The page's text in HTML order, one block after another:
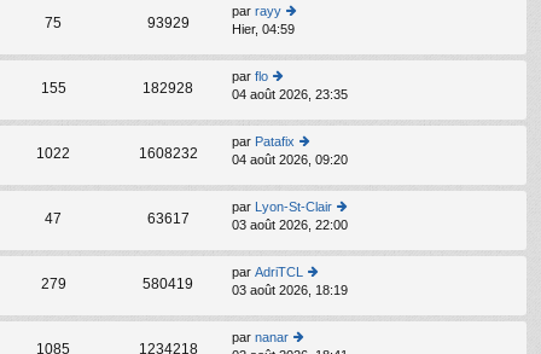
le
er
er
e
s
s
a
e
75 93929
par rayy
o
er
le
d
er
er
m
e
s
s
a
e
Hier, 04:59
155 182928
par flo
o
ult
er
le
d
er
er
m
e
s
s
a
04 août 2026, 23:35
1022 1608232
par Patafix
o
ult
er
le
er
er
m
04 août 2026, 09:20
47 63617
par Lyon-St-Clair
o
er
le
03 août 2026, 22:00
279 580419
par AdriTCL
o
03 août 2026, 18:19
1085 1234218
par nanar